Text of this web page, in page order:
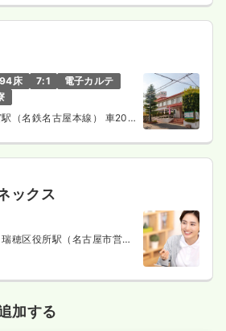
床 7:1
電子カルテ
（名鉄名古屋本線） 車20
ックス
穂区役所駅（名古屋市営桜
加する